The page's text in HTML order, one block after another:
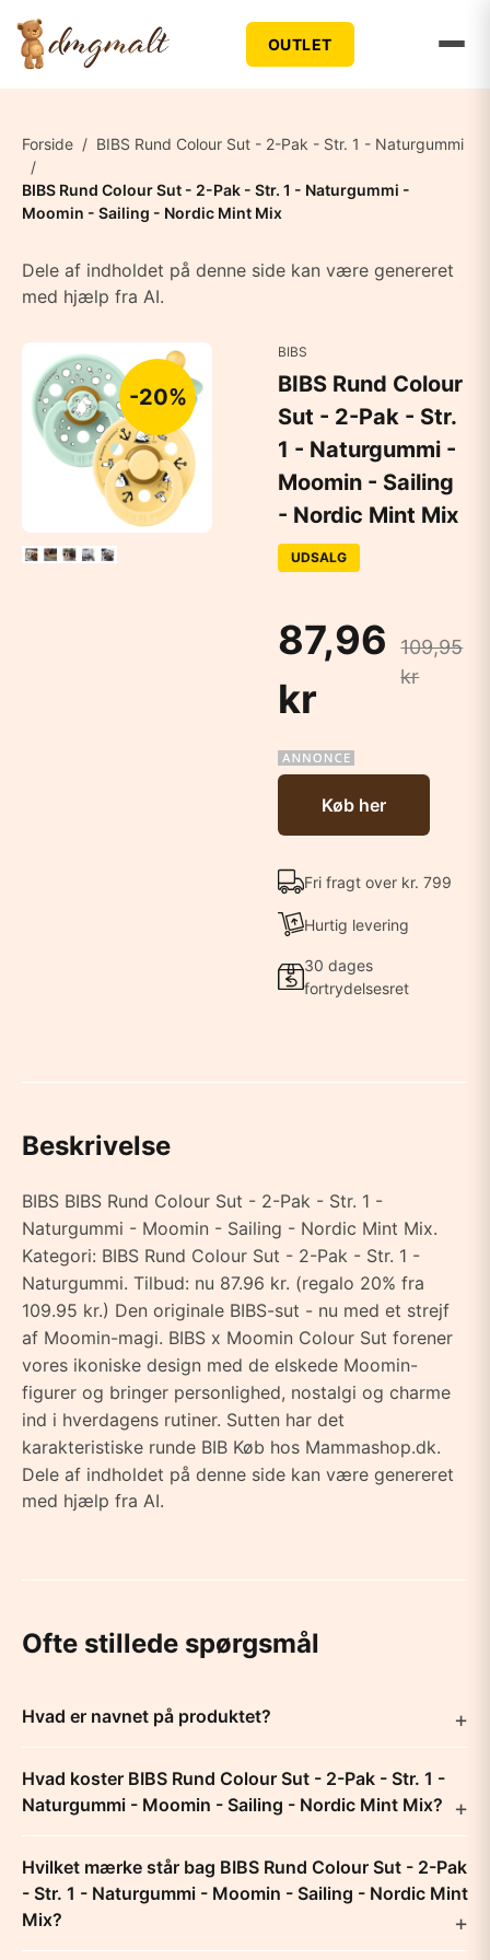
OUTLET
Forside / BIBS Rund Colour Sut - 2-Pak - Str. 1 - Naturgummi
/
BIBS Rund Colour Sut - 2-Pak - Str. 1 - Naturgummi -
Moomin - Sailing - Nordic Mint Mix
Dele af indholdet på denne side kan være genereret
med hjælp fra AI.
-20%
BIBS
BIBS Rund Colour
Sut - 2-Pak - Str.
1 - Naturgummi -
Moomin - Sailing
- Nordic Mint Mix
UDSALG
87,96
kr
109,95
kr
Køb her
Fri fragt over kr. 799
Hurtig levering
30 dages
fortrydelsesret
Beskrivelse
BIBS BIBS Rund Colour Sut - 2-Pak - Str. 1 -
Naturgummi - Moomin - Sailing - Nordic Mint Mix.
Kategori: BIBS Rund Colour Sut - 2-Pak - Str. 1 -
Naturgummi. Tilbud: nu 87.96 kr. (regalo 20% fra
109.95 kr.) Den originale BIBS-sut - nu med et strejf
af Moomin-magi. BIBS x Moomin Colour Sut forener
vores ikoniske design med de elskede Moomin-
figurer og bringer personlighed, nostalgi og charme
ind i hverdagens rutiner. Sutten har det
karakteristiske runde BIB Køb hos Mammashop.dk.
Dele af indholdet på denne side kan være genereret
med hjælp fra AI.
Ofte stillede spørgsmål
Hvad er navnet på produktet?
Hvad koster BIBS Rund Colour Sut - 2-Pak - Str. 1 -
Naturgummi - Moomin - Sailing - Nordic Mint Mix?
Hvilket mærke står bag BIBS Rund Colour Sut - 2-Pak
- Str. 1 - Naturgummi - Moomin - Sailing - Nordic Mint
Mix?